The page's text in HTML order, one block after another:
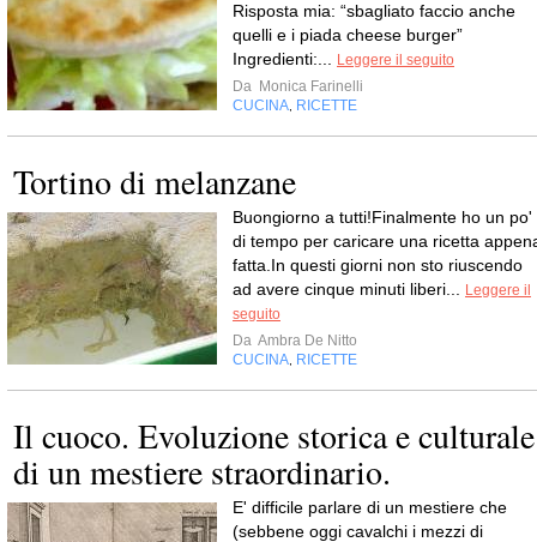
Risposta mia: “sbagliato faccio anche
quelli e i piada cheese burger”
Ingredienti:...
Leggere il seguito
Da Monica Farinelli
CUCINA RICETTE
Tortino di melanzane
Buongiorno a tutti!Finalmente ho un po'
di tempo per caricare una ricetta
fatta.In questi giorni non sto riuscendo
ad avere cinque minuti liberi...
Leggere il
seguito
Da Ambra De Nitto
CUCINA RICETTE
Il cuoco. Evoluzione storica e culturale
di un mestiere straordinario.
E' difficile parlare di un mestiere che
(sebbene oggi cavalchi i mezzi di